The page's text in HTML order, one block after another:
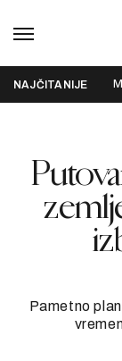
NAJČITANIJE
Pametno